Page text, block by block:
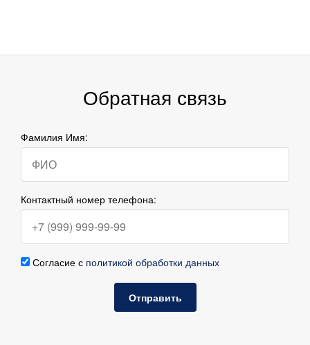
Обратная связь
Фамилия Имя:
Контактный номер телефона:
Согласие с политикой обработки данных
Отправить